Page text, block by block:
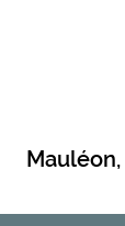
Mauléon,